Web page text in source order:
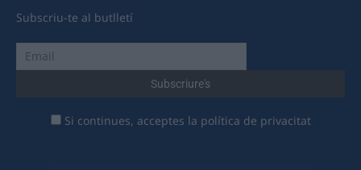
Subscriu-te al butlletí
Si continues, acceptes la política de privacitat